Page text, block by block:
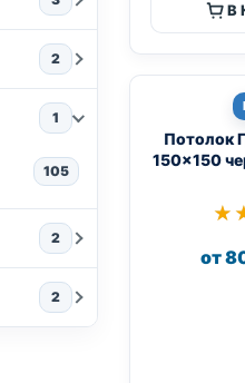
2
1
105
2
2
В
Потолок
150×150
от